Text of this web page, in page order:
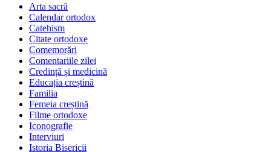
Arta sacră
Calendar ortodox
Catehism
Citate ortodoxe
Comemorări
Comentariile zilei
Credință și medicină
Educația creștină
Familia
Femeia creștină
Filme ortodoxe
Iconografie
Interviuri
Istoria Bisericii